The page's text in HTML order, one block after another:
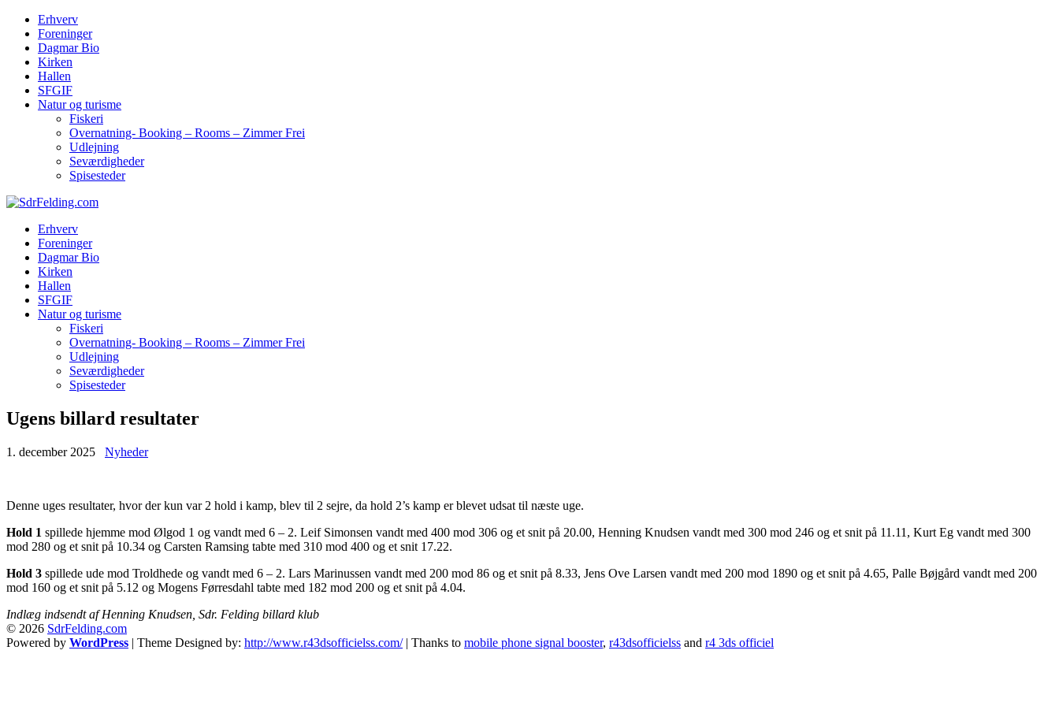
Erhverv
Foreninger
Dagmar Bio
Kirken
Hallen
SFGIF
Natur og turisme
Fiskeri
Overnatning- Booking – Rooms – Zimmer Frei
Udlejning
Seværdigheder
Spisesteder
Erhverv
Foreninger
Dagmar Bio
Kirken
Hallen
SFGIF
Natur og turisme
Fiskeri
Overnatning- Booking – Rooms – Zimmer Frei
Udlejning
Seværdigheder
Spisesteder
Ugens billard resultater
1. december 2025 Nyheder
Denne uges resultater, hvor der kun var 2 hold i kamp, blev til 2 sejre, da hold 2’s kamp er blevet udsat til næste uge.
Hold 1 spillede hjemme mod Ølgod 1 og vandt med 6 – 2. Leif Simonsen vandt med 400 mod 306 og et snit på 20.00, Henning Knudsen vandt med 300 mod 246 og et snit på 11.11, Kurt Eg vandt med 300
mod 280 og et snit på 10.34 og Carsten Ramsing tabte med 310 mod 400 og et snit 17.22.
Hold 3 spillede ude mod Troldhede og vandt med 6 – 2. Lars Marinussen vandt med 200 mod 86 og et snit på 8.33, Jens Ove Larsen vandt med 200 mod 1890 og et snit på 4.65, Palle Bøjgård vandt med 200
mod 160 og et snit på 5.12 og Mogens Førresdahl tabte med 182 mod 200 og et snit på 4.04.
Indlæg indsendt af Henning Knudsen, Sdr. Felding billard klub
© 2026 SdrFelding.com
Powered by WordPress | Theme Designed by: http://www.r43dsofficielss.com/| Thanks to mobile phone signal booster, r43dsofficielss and r4 3ds officiel